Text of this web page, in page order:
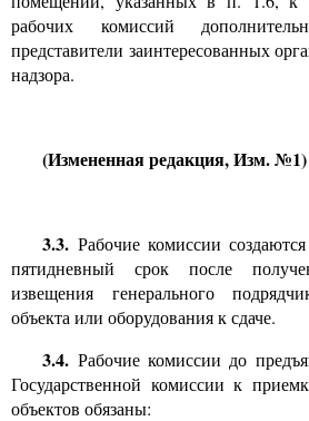
рабочих комиссий
представители заинтересованных
надзора.
(Измененная редакция, Изм. №1)
3.3. Рабочие комиссии
пятидневный срок после
извещения генерального
объекта или оборудования к сдаче.
3.4. Рабочие комиссии до
Государственной комиссии к
объектов обязаны: